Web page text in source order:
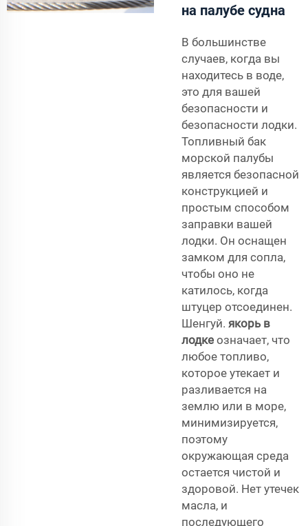
на палубе судна
В большинстве
случаев, когда вы
находитесь в воде,
это для вашей
безопасности и
безопасности лодки.
Топливный бак
морской палубы
является безопасной
конструкцией и
простым способом
заправки вашей
лодки. Он оснащен
замком для сопла,
чтобы оно не
катилось, когда
штуцер отсоединен.
Шенгуй. якорь в
лодке означает, что
любое топливо,
которое утекает и
разливается на
землю или в море,
минимизируется,
поэтому
окружающая среда
остается чистой и
здоровой. Нет утечек
масла, и
последующего